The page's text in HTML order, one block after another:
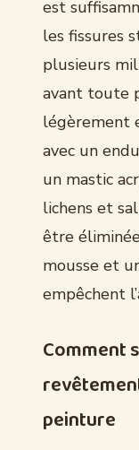
est
les fissures
plusieurs
avant toute
légèrement
avec un
un mastic
lichens et
être
mousse et
empêchent
Comment
peinture